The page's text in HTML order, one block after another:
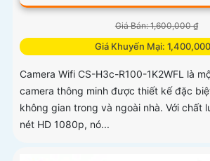
Giá Bán: 1,600,000 ₫
Giá Khuyến Mại:
Camera Wifi CS-H3c-R100-1K2WFL là
camera thông minh được thiết kế đặc
không gian trong và ngoài nhà. Với chất
nét HD 1080p, nó...